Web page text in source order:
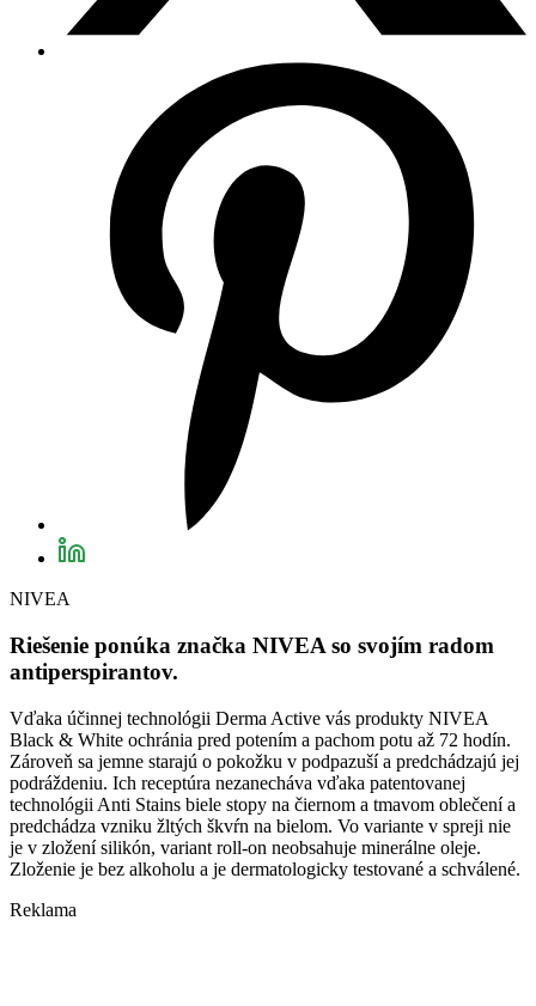
NIVEA
Riešenie ponúka značka NIVEA so svojím radom
antiperspirantov.
Vďaka účinnej technológii Derma Active vás produkty NIVEA
Black & White ochránia pred potením a pachom potu až 72 hodín.
Zároveň sa jemne starajú o pokožku v podpazuší a predchádzajú jej
podráždeniu. Ich receptúra nezanecháva vďaka patentovanej
technológii Anti Stains biele stopy na čiernom a tmavom oblečení a
predchádza vzniku žltých škvŕn na bielom. Vo variante v spreji nie
je v zložení silikón, variant roll-on neobsahuje minerálne oleje.
Zloženie je bez alkoholu a je dermatologicky testované a schválené.
Reklama